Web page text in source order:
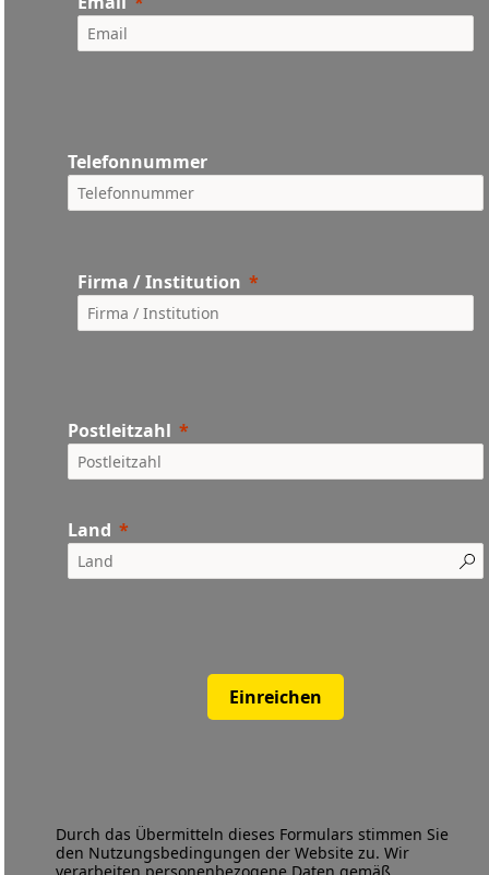
Telefonnummer
Firma / Institution
Postleitzahl
Land
Einreichen
Durch das Übermitteln dieses Formulars stimmen Sie
den Nutzungsbedingungen der Website zu. Wir